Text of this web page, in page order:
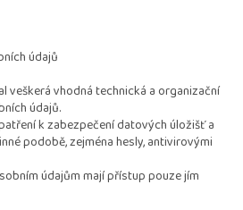
údajů
veškerá vhodná technická a organizační
údajů.
k zabezpečení datových úložišť a
podobě, zejména hesly, antivirovými
údajům mají přístup pouze jím